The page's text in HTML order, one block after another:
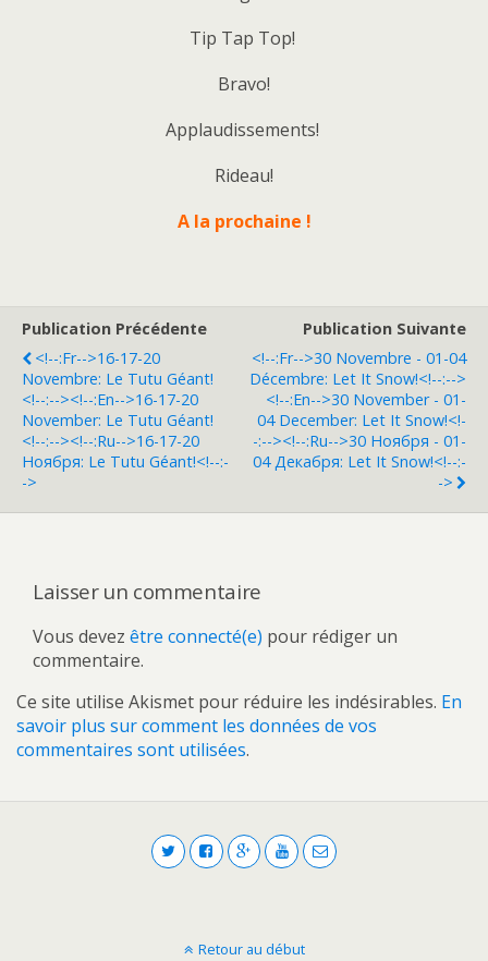
Tip Tap Top!
Bravo!
Applaudissements!
Rideau!
A la prochaine !
Publication Précédente
<!--:fr-->16-17-20
Novembre: Le Tutu Géant!
<!--:--><!--:en-->16-17-20
November: Le Tutu Géant!
<!--:--><!--:ru-->16-17-20
Ноября: Le Tutu Géant!<!--:-
->
Publication Suivante
<!--:fr-->30 Novembre - 01-04
Décembre: Let It Snow!<!--:-->
<!--:en-->30 November - 01-
04 December: Let It Snow!<!-
-:--><!--:ru-->30 Ноября - 01-
04 Декабря: Let It Snow!<!--:-
->
Laisser un commentaire
Vous devez être connecté(e) pour rédiger un
commentaire.
Ce site utilise Akismet pour réduire les indésirables. En
savoir plus sur comment les données de vos
commentaires sont utilisées.
Retour au début